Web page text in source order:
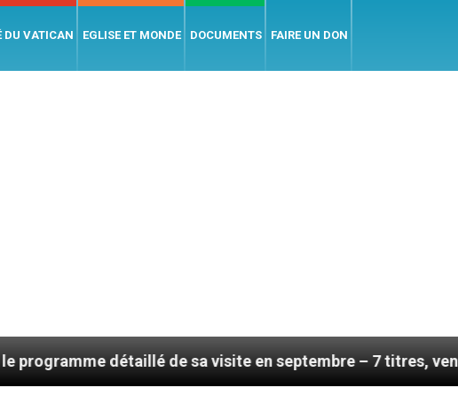
DU VATICAN EGLISE ET MONDE DOCUMENTS FAIRE UN DON
de sa visite en septembre – 7 titres, vendredi 7 août 2026